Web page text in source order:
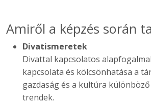
Amiről a képzés során
Divatismeretek
Divattal kapcsolatos
kapcsolata és kölcsönhatása a
gazdaság és a kultúra
trendek.